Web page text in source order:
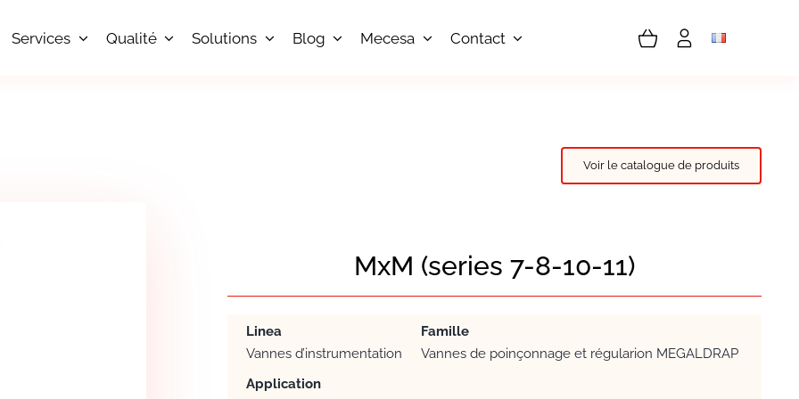
Services Qualité Solutions Blog Mecesa Contact
Voir le catalogue de produits
MxM (series 7-8-10-11)
Linea
Famille
Vannes d’instrumentation
Vannes de poinçonnage et régularion MEGALDRAP
Application